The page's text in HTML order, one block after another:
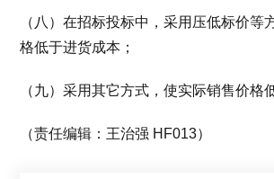
（八）在招标投标中，采用压低标价等
格低于进货成本；
（九）采用其它方式，使实际销售价格
（责任编辑：王治强 HF013）